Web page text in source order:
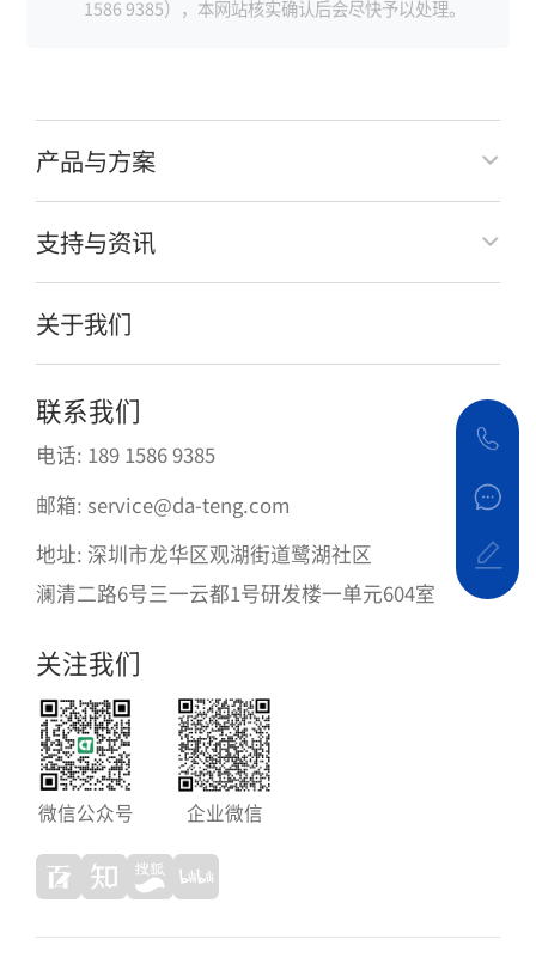
1586 9385），本网站核实确认后会尽快予以处理。
产品与方案
支持与资讯
关于我们
联系我们
电话: 189 1586 9385
邮箱: service@da-teng.com
地址: 深圳市龙华区观湖街道鹭湖社区
澜清二路6号三一云都1号研发楼一单元604室
关注我们
微信公众号 企业微信